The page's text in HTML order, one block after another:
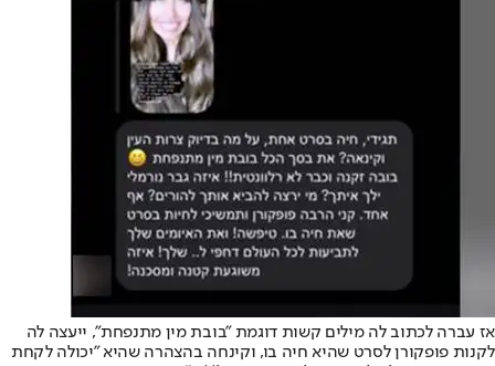
אז עברה לכתוב לה מילים קשות דוגמת "בובת מין מתנפחת", ייעצה לה
לקנות פופקורן לסרט שהיא חיה בו, וקינחה בהצהרה שהיא "יכולה לקחת